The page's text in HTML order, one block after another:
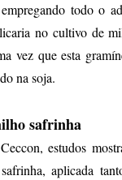
todo o
no cultivo de
vez que esta
na soja.
safrinha
estudos
aplicada